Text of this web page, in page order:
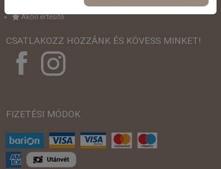
Akció értesítő
CSATLAKOZZ HOZZÁNK ÉS KÖVESS MINKET!
FIZETÉSI MÓDOK